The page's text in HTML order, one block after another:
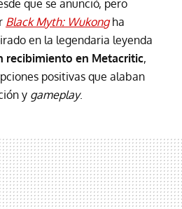
que se anunció, pero
Black Myth: Wukongha
en la legendaria leyenda
recibimiento en Metacritic,
positivas que alaban
y gameplay.